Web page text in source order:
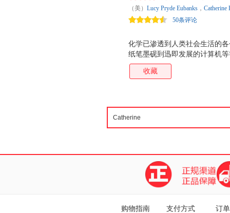
大学普通化学教材，其主要读
作为对化学感兴趣的人群的科
化学已渗透到人类社会生活的
纸笔墨砚到迅即发展的计算机
环境、材料、生命和信息 等社
至*终解决，都离不开化学。
此，使公众客观、准确、全面
作者义不容辞的责任。 为此，
Context：Applying Chemistry
50条评论
（美） Lucy Pryde Eubanks ， Catherine
01 /化学工业出版社
收藏
购物指南 支付方式 订